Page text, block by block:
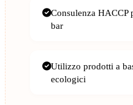
Consulenza HACCP
bar
Utilizzo prodotti a
ecologici